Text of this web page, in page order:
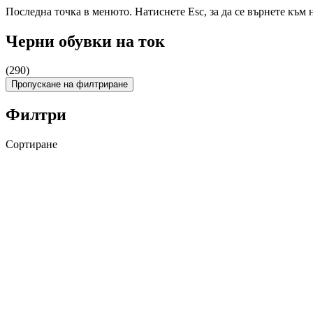
Последна точка в менюто. Натиснете Esc, за да се върнете към
Черни обувки на ток
(290)
Пропускане на филтриране
Филтри
Сортиране